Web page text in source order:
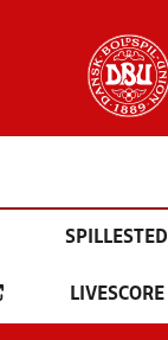
SPILLESTED
LIVESCORE